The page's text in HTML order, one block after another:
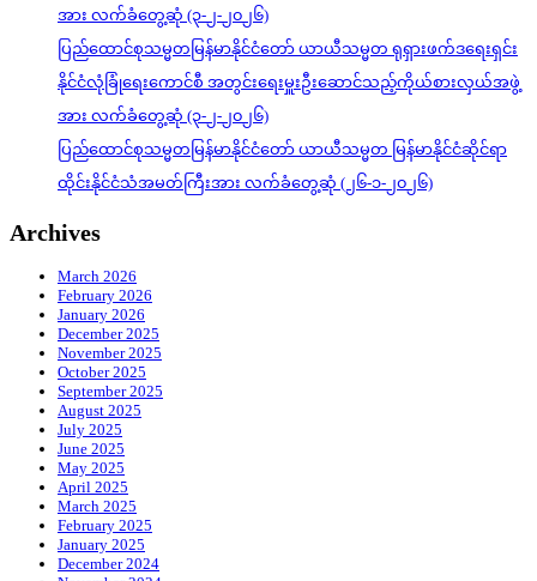
အား လက်ခံတွေ့ဆုံ (၃-၂-၂၀၂၆)
ပြည်ထောင်စုသမ္မတမြန်မာနိုင်ငံတော် ယာယီသမ္မတ ရုရှားဖက်ဒရေးရှင်း
နိုင်ငံလုံခြုံရေးကောင်စီ အတွင်းရေးမှူးဦးဆောင်သည့်ကိုယ်စားလှယ်အဖွဲ့
အား လက်ခံတွေ့ဆုံ (၃-၂-၂၀၂၆)
ပြည်ထောင်စုသမ္မတမြန်မာနိုင်ငံတော် ယာယီသမ္မတ မြန်မာနိုင်ငံဆိုင်ရာ
ထိုင်းနိုင်ငံသံအမတ်ကြီးအား လက်ခံတွေ့ဆုံ (၂၆-၁-၂၀၂၆)
Archives
March 2026
February 2026
January 2026
December 2025
November 2025
October 2025
September 2025
August 2025
July 2025
June 2025
May 2025
April 2025
March 2025
February 2025
January 2025
December 2024